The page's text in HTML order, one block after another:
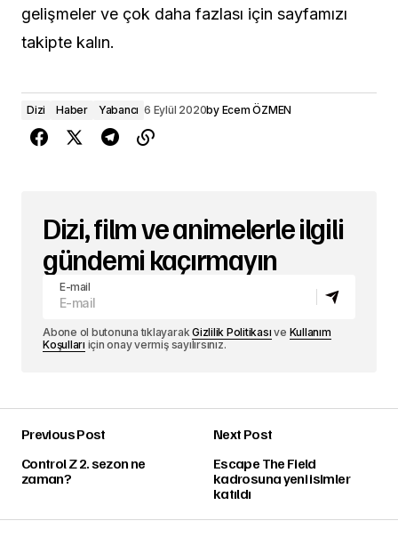
gelişmeler ve çok daha fazlası için sayfamızı
takipte kalın.
Dizi Haber Yabancı 6 Eylül 2020by Ecem ÖZMEN
Dizi, film ve animelerle ilgili
gündemi kaçırmayın
E-mail
Abone ol butonuna tıklayarakGizlilik Politikası ve Kullanım
Koşulları için onay vermiş sayılırsınız.
Previous Post
Control Z 2. sezon ne
zaman?
Next Post
Escape The Field
kadrosuna yeni isimler
katıldı